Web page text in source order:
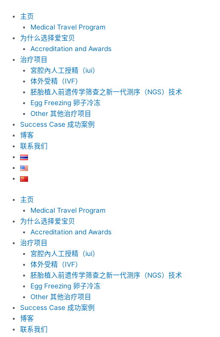
主页
Medical Travel Program
为什么选择爱宝贝
Accreditation and Awards
治疗项目
宮腔內人工授精（iui）
体外受精（IVF）
胚胎植入前遗传学筛查之新一代测序（NGS）技术
Egg Freezing 卵子冷冻
Other 其他治疗项目
Success Case 成功案例
博客
联系我们
主页
Medical Travel Program
为什么选择爱宝贝
Accreditation and Awards
治疗项目
宮腔內人工授精（iui）
体外受精（IVF）
胚胎植入前遗传学筛查之新一代测序（NGS）技术
Egg Freezing 卵子冷冻
Other 其他治疗项目
Success Case 成功案例
博客
联系我们